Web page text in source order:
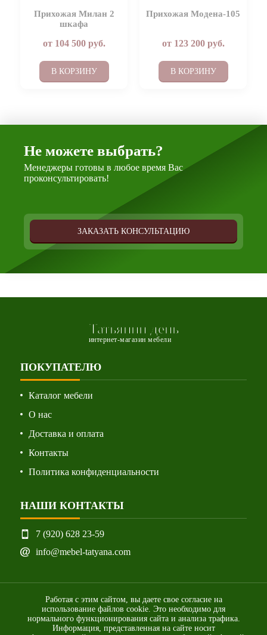
Прихожая Милан 2
шкафа
от 104 500руб.
В КОРЗИНУ
Прихожая Модена-105
от 123 200руб.
В КОРЗИНУ
Не можете выбрать?
Менеджеры готовы в любое время Вас
проконсультировать!
ЗАКАЗАТЬ КОНСУЛЬТАЦИЮ
Татьянин день
интернет-магазин мебели
ПОКУПАТЕЛЮ
Каталог мебели
О нас
Доставка и оплата
Контакты
Политика конфиденциальности
НАШИ КОНТАКТЫ
7 (920) 628 23-59
info@mebel-tatyana.com
Работая с этим сайтом, вы даете свое согласие на
использование файлов cookie. Это необходимо для
нормального функционирования сайта и анализа трафика.
Информация, представленная на сайте носит